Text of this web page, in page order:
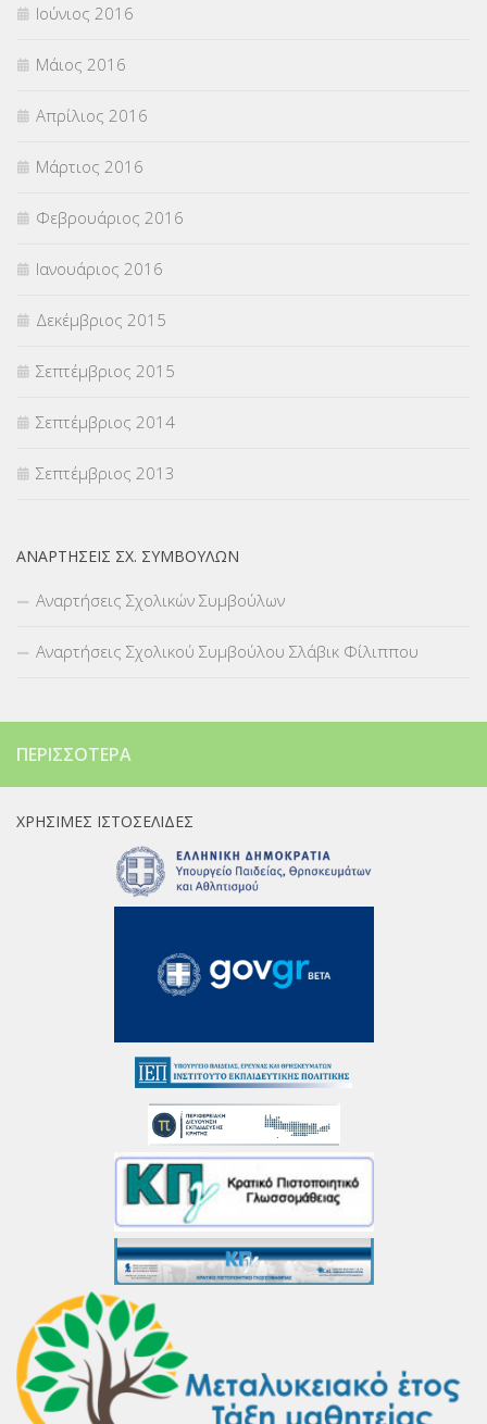
Ιούνιος 2016
Μάιος 2016
Απρίλιος 2016
Μάρτιος 2016
Φεβρουάριος 2016
Ιανουάριος 2016
Δεκέμβριος 2015
Σεπτέμβριος 2015
Σεπτέμβριος 2014
Σεπτέμβριος 2013
ΑΝΑΡΤΉΣΕΙΣ ΣΧ. ΣΥΜΒΟΎΛΩΝ
Αναρτήσεις Σχολικών Συμβούλων
Αναρτήσεις Σχολικού Συμβούλου Σλάβικ Φίλιππου
ΠΕΡΙΣΣΌΤΕΡΑ
ΧΡΉΣΙΜΕΣ ΙΣΤΟΣΕΛΊΔΕΣ